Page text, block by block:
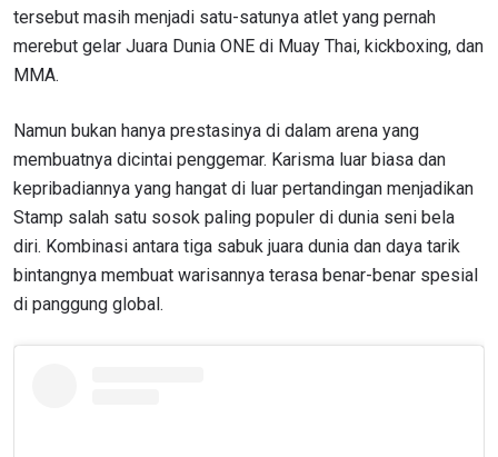
tersebut masih menjadi satu-satunya atlet yang pernah
merebut gelar Juara Dunia ONE di Muay Thai, kickboxing, dan
MMA.
Namun bukan hanya prestasinya di dalam arena yang
membuatnya dicintai penggemar. Karisma luar biasa dan
kepribadiannya yang hangat di luar pertandingan menjadikan
Stamp salah satu sosok paling populer di dunia seni bela
diri. Kombinasi antara tiga sabuk juara dunia dan daya tarik
bintangnya membuat warisannya terasa benar-benar spesial
di panggung global.